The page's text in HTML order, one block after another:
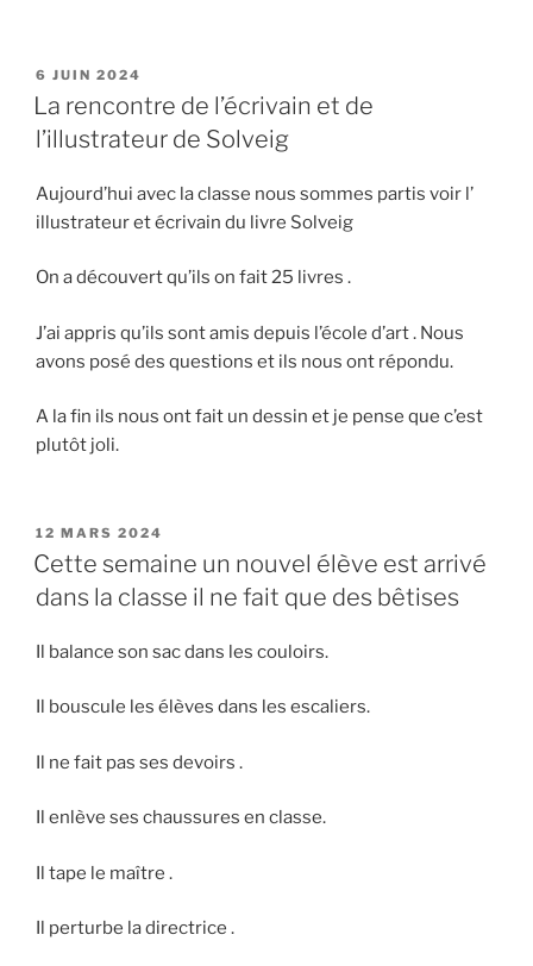
PUBLIÉ
LE
6 JUIN 2024
La rencontre de l’écrivain et de
l’illustrateur de Solveig
Aujourd’hui avec la classe nous sommes partis voir l’
illustrateur et écrivain du livre Solveig
On a découvert qu’ils on fait 25 livres .
J’ai appris qu’ils sont amis depuis l’école d’art . Nous
avons posé des questions et ils nous ont répondu.
A la fin ils nous ont fait un dessin et je pense que c’est
plutôt joli.
PUBLIÉ
LE
12 MARS 2024
Cette semaine un nouvel élève est arrivé
dans la classe il ne fait que des bêtises
Il balance son sac dans les couloirs.
Il bouscule les élèves dans les escaliers.
Il ne fait pas ses devoirs .
Il enlève ses chaussures en classe.
Il tape le maître .
Il perturbe la directrice .